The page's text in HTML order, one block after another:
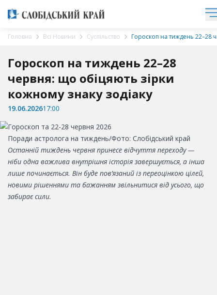
Головна Всі Новини Суспільство Гороскоп на тиждень 22–28
Гороскоп на тиждень 22–28
червня: що обіцяють зірки
кожному знаку зодіаку
19.06.202617:00
Поради астролога на тиждень/Фото: Слобідський край
Останній тиждень червня принесе відчуття переходу —
ніби одна важлива внутрішня історія завершується, а інша
лише починається. Він буде пов’язаний із переоцінкою цілей,
новими рішеннями та бажанням звільнитися від усього, що
забирає сили.